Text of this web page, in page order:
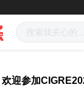
欢迎参加